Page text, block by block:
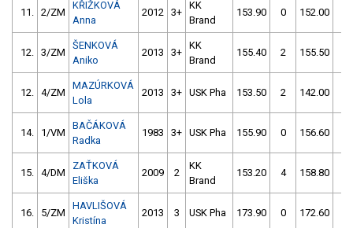
11. 2/ZM
KŘIŽKOVÁ
Anna
2012 3+
KK
Brand
153.90 0 152.00
12. 3/ZM
ŠENKOVÁ
Aniko
2013 3+
KK
Brand
155.40 2 155.50
12. 4/ZM
MAZÚRKOVÁ
Lola
2013 3+ USK Pha 153.50 2 142.00
14. 1/VM
BAČÁKOVÁ
Radka
1983 3+ USK Pha 155.90 0 156.60
15. 4/DM
ZAŤKOVÁ
Eliška
2009 2
KK
Brand
153.20 4 158.80
16. 5/ZM
HAVLIŠOVÁ
Kristína
2013 3 USK Pha 173.90 0 172.60